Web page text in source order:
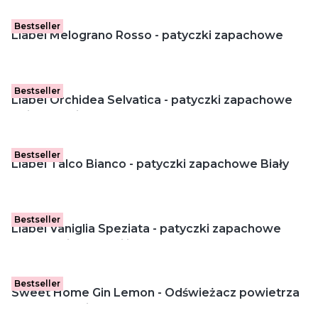
Bestseller
Liabel Melograno Rosso - patyczki zapachowe
Bestseller
Liabel Orchidea Selvatica - patyczki zapachowe
Dzika Orchidea (50 ml)
Bestseller
Liabel Talco Bianco - patyczki zapachowe Biały
Bestseller
Liabel Vaniglia Speziata - patyczki zapachowe
Przyprawiona Wanilia (50 ml)
Bestseller
Sweet Home Gin Lemon - Odświeżacz powietrza